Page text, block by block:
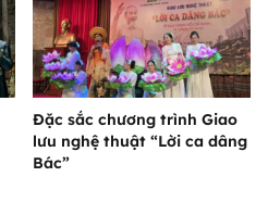
Đặc sắc chương trình Giao
lưu nghệ thuật “Lời ca dâng
Bác”